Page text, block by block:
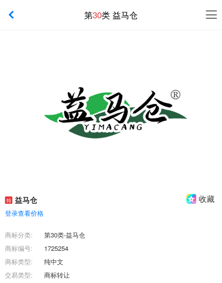
第30类 益马仓
特 益马仓 收藏
登录查看价格
商标分类:
第30类-益马仓
商标编号:
1725254
商标类型:
纯中文
交易类型:
商标转让